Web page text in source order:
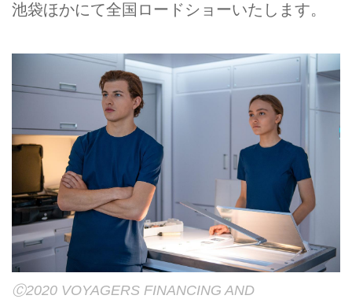
池袋ほかにて全国ロードショーいたします。
Ⓒ2020 VOYAGERS FINANCING AND